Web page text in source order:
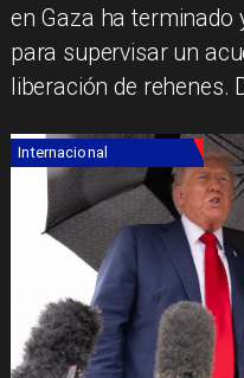
en Gaza ha terminado
para supervisar un
liberación de rehenes.
Internacional